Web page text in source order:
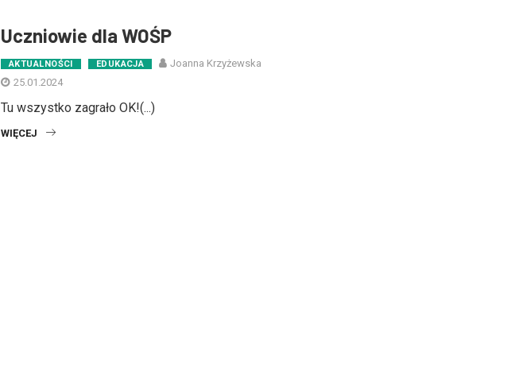
Uczniowie dla WOŚP
AKTUALNOŚCI EDUKACJA
Joanna Krzyżewska
25.01.2024
Tu wszystko zagrało OK!(...)
WIĘCEJ